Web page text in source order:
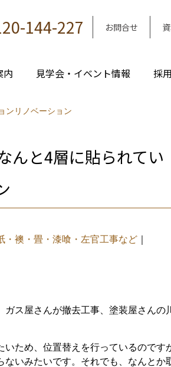
144-227 お問合せ
内 見学会・イベント情報 採
ンリノベーション
んと4層に貼られてい
・襖・畳・漆喰・左官工事など
ス屋さんが撤去工事、塗装屋さんの
ため、位置替えを行っているのです
いみたいです。それでも、なんとか